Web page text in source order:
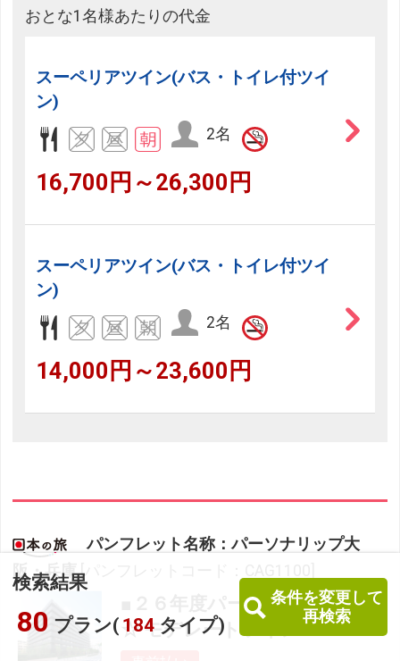
検索結果
80 プラン( 184 タイプ)
条件を変更して
再検索
おとな1名様あたりの代金
スーペリアツイン(バス・トイレ付ツイ
ン)
2名
16,700円～26,300円
スーペリアツイン(バス・トイレ付ツイ
ン)
2名
14,000円～23,600円
パンフレット名称：パーソナリップ大
阪・兵庫 [パンフレットコード：CAG1100]
■２６年度パーソナリップ大阪
☆ モデレートツイン